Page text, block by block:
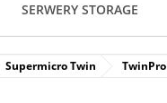
SERWERY STORAGE
Supermicro Twin TwinPro